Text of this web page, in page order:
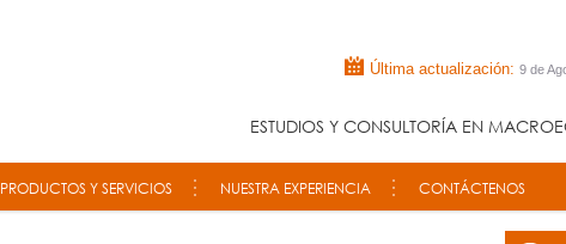
Última actualización: 9 de
ESTUDIOS Y CONSULTORÍA EN
PRODUCTOS Y SERVICIOS NUESTRA EXPERIENCIA CONTÁCTENOS